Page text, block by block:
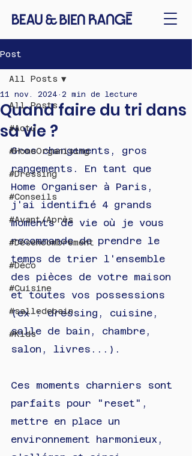
Post
All Posts
#Actu
#HomeOrganising
#Dressing
#Conseils
#Avant/Après
#Désencombrement
#Déco
#Cuisine
#salledebain
#Kids
All Posts
Quand faire du tri dans
sa vie ?
11 nov. 2024 2 min de lecture
Gros changements, gros
rangements. En tant que
Home Organiser à Paris,
j'ai identifié 4 grands
moments de vie où je vous
recommande de prendre le
temps de trier l'ensemble
des pièces de votre maison
et toutes vos possessions
(ex : dressing, cuisine,
salle de bain, chambre,
salon, livres...).
Ces moments charniers sont
parfaits pour "reset",
mettre en place un
environnement harmonieux,